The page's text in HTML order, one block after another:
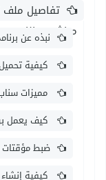
مباشر مجانا
نبذه عن برنامج
كيفية
مميزات سناب شات بلس
كيف يعمل
ضبط مؤقتات
بلس؟